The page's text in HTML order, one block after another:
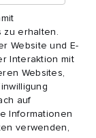
zu erhalten.
Website und E-
Interaktion mit
Websites,
auf
Informationen
verwenden,
vor